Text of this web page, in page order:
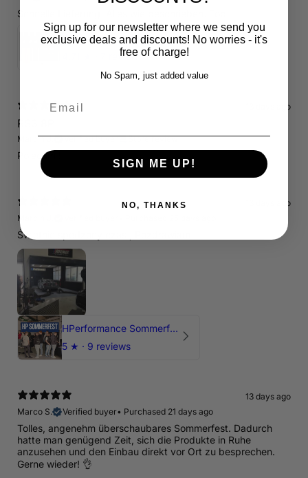
Schnelle Lieferung. Alles wie beschrieben. Top.
Servicepaket / Inspektionspaket 1 mit Motul 300V 5W40 - 5W50 für alle 2.5 TFSI Modelle
7 reviews
13 days ago
RS3 8P
Marcin J. Verified buyer Store review
Polecam !
13 days ago
Marcin J.
Świetnie spedzony czas , Pozdrawiam
HPerformance Sommerfest 2026
5 ★ · 9 reviews
13 days ago
Marco S.
Verified buyer• Purchased 21 days ago
Tolles, angenehm überschaubares Sommerfest. Dadurch
hatte man genügend Zeit, sich die Produkte in Ruhe
anzusehen und den Einbau direkt vor Ort zu besprechen.
Gerne wieder! 👌
Sign up for our newsletter where we send you
exclusive deals and discounts! No worries - it's
free of charge!
No Spam, just added value
SIGN ME UP!
NO, THANKS